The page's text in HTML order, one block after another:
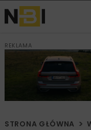
REKLAMA
STRONA GŁÓWNA